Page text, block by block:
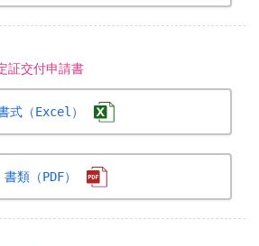
証交付申請書
式（Excel）
書類（PDF）